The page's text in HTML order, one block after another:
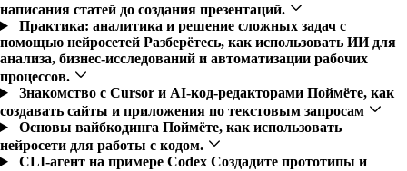
написания статей до создания презентаций.
Практика: аналитика и решение сложных задач с
помощью нейросетей Разберётесь, как использовать ИИ для
анализа, бизнес-исследований и автоматизации рабочих
процессов.
Знакомство с Cursor и AI-код-редакторами Поймёте, как
создавать сайты и приложения по текстовым запросам
Основы вайбкодинга Поймёте, как использовать
нейросети для работы с кодом.
CLI-агент на примере Codex Создадите прототипы и